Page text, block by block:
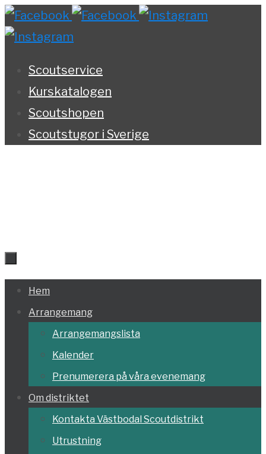
Hoppa
till
Scoutservice
Kurskatalogen
Scoutshopen
Scoutstugor i Sverige
Hoppa
till
innehållet
Hem
Arrangemang
Arrangemangslista
Kalender
Prenumerera på våra evenemang
Om distriktet
Kontakta Västbodal Scoutdistrikt
Utrustning